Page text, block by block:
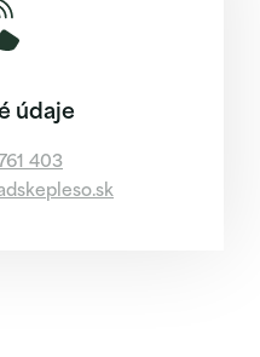
údaje
403